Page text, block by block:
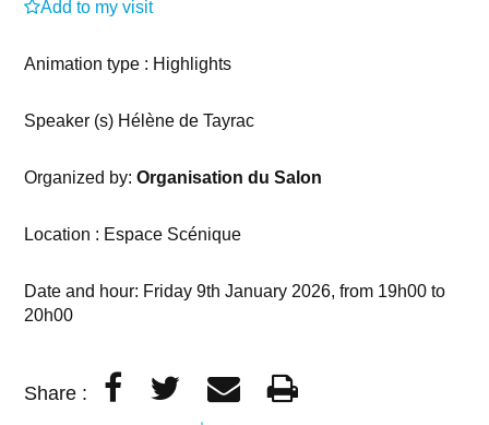
Add to my visit
Animation type : Highlights
Speaker (s) Hélène de Tayrac
Organized by: Organisation du Salon
Location : Espace Scénique
Date and hour: Friday 9th January 2026, from 19h00 to
20h00
Share :